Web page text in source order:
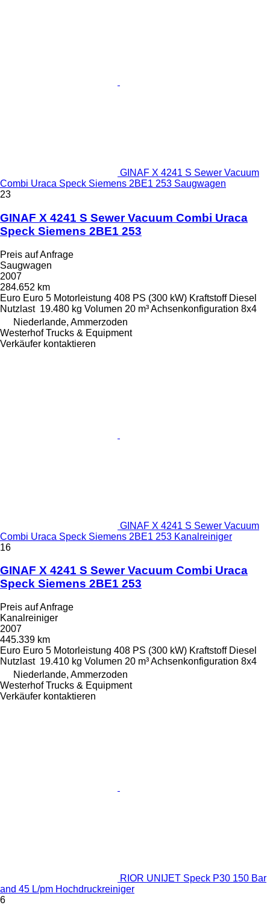
GINAF X 4241 S Sewer Vacuum
Combi Uraca Speck Siemens 2BE1 253 Saugwagen
23
GINAF X 4241 S Sewer Vacuum Combi Uraca
Speck Siemens 2BE1 253
Preis auf Anfrage
Saugwagen
2007
284.652 km
Euro Euro 5 Motorleistung 408 PS (300 kW) Kraftstoff Diesel
Nutzlast 19.480 kg Volumen 20 m³Achsenkonfiguration 8x4
Niederlande, Ammerzoden
Westerhof Trucks & Equipment
Verkäufer kontaktieren
GINAF X 4241 S Sewer Vacuum
Combi Uraca Speck Siemens 2BE1 253 Kanalreiniger
16
GINAF X 4241 S Sewer Vacuum Combi Uraca
Speck Siemens 2BE1 253
Preis auf Anfrage
Kanalreiniger
2007
445.339 km
Euro Euro 5 Motorleistung 408 PS (300 kW) Kraftstoff Diesel
Nutzlast 19.410 kg Volumen 20 m³Achsenkonfiguration 8x4
Niederlande, Ammerzoden
Westerhof Trucks & Equipment
Verkäufer kontaktieren
RIOR UNIJET Speck P30 150 Bar
and 45 L/pm Hochdruckreiniger
6